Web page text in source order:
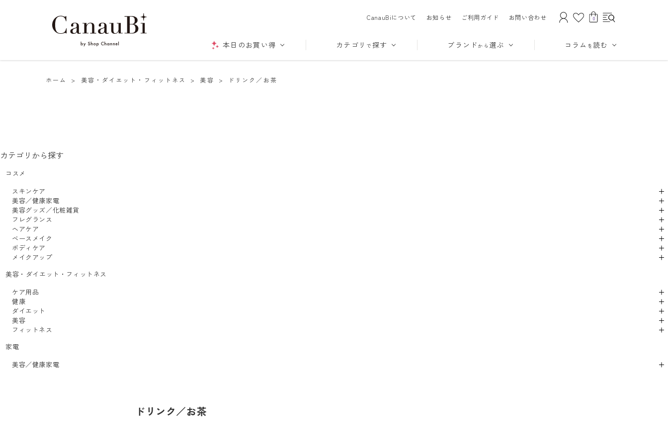
CanauBiについて お知らせ ご利用ガイド お問い合わせ 0
本日のお買い得 カテゴリ で探す ブランド から 選ぶ コラム を読む
ホーム > 美容・ダイエット・フィットネス > 美容 > ドリンク／お茶
カテゴリから探す
コスメ
スキンケア
美容／健康家電
美容グッズ／化粧雑貨
フレグランス
ヘアケア
ベースメイク
ボディケア
メイクアップ
美容・ダイエット・フィットネス
ケア用品
健康
ダイエット
美容
フィットネス
家電
美容／健康家電
ドリンク／お茶